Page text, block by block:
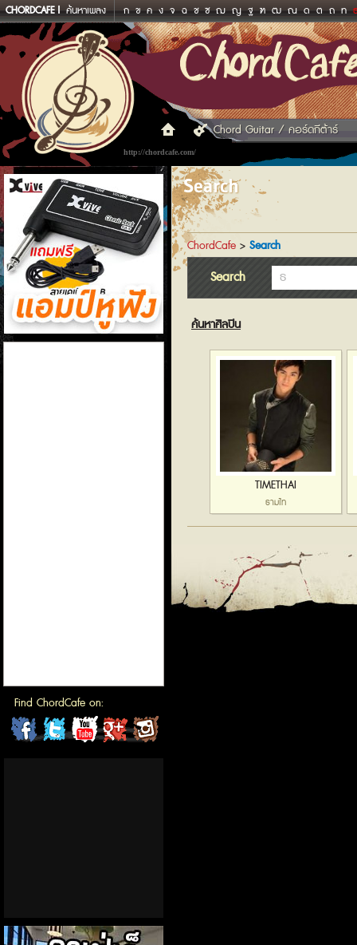
CHORDCAFE ค้นหาเพลง ก ข ค ง จ ฉ ช ซ ฌ ญ ฐ ฑ ฒ ณ ด ต ถ ท
http://chordcafe.com/
Chord Guitar / คอร์ดกีต้าร์
แอมป์หูฟัง
Find ChordCafe on:
ChordCafeChordCafeChordCafeChordCafe
Search
ChordCafe > Search
Search
ค้นหาศิลปิน
TIMETHAI
ธามไท